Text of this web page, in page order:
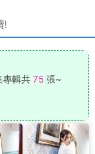
!
專輯共 75 張~